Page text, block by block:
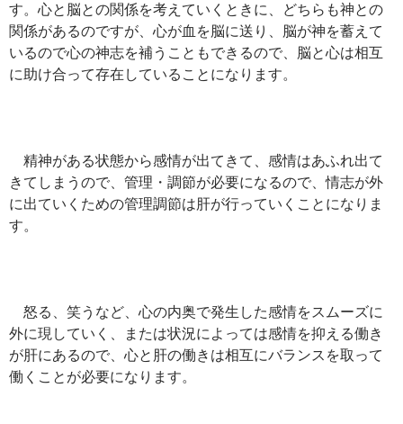
す。心と脳との関係を考えていくときに、どちらも神との
関係があるのですが、心が血を脳に送り、脳が神を蓄えて
いるので心の神志を補うこともできるので、脳と心は相互
に助け合って存在していることになります。
精神がある状態から感情が出てきて、感情はあふれ出て
きてしまうので、管理・調節が必要になるので、情志が外
に出ていくための管理調節は肝が行っていくことになりま
す。
怒る、笑うなど、心の内奥で発生した感情をスムーズに
外に現していく、または状況によっては感情を抑える働き
が肝にあるので、心と肝の働きは相互にバランスを取って
働くことが必要になります。